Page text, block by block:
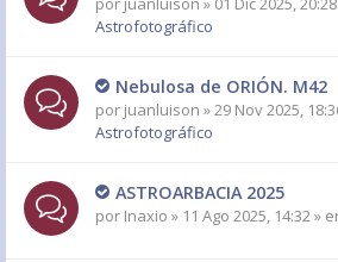
Astrofotográfico
Nebulosa de ORIÓN. M42
por juanluison » 29 Nov 2025,
Astrofotográfico
ASTROARBACIA 2025
por Inaxio » 11 Ago 2025, 14:32 »